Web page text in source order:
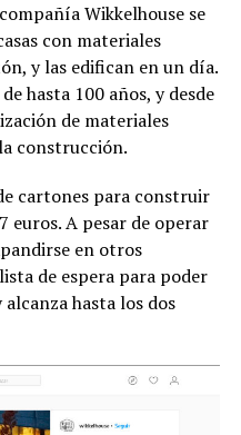
Wikkelhouse se
con materiales
y las edifican en un día.
hasta 100 años, y desde
de materiales
construcción.
cartones para construir
euros. A pesar de operar
en otros
de espera para poder
hasta los dos